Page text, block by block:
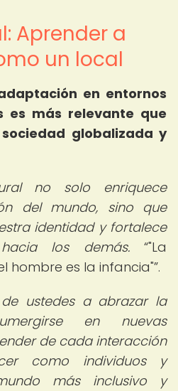
Aprender a
un local
en entornos
es más relevante que
globalizada y
no solo enriquece
del mundo, sino que
identidad y fortalece
los demás.
"La
hombre es la infancia" .
ustedes a abrazar la
en nuevas
de cada interacción
como individuos y
más inclusivo y